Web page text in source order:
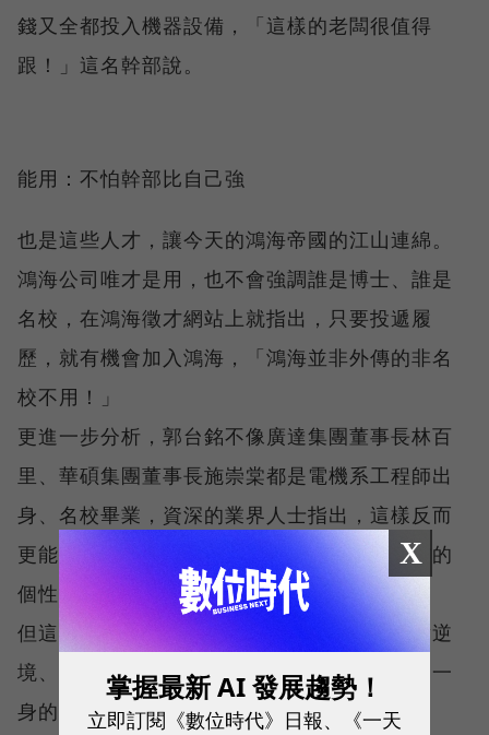
錢又全都投入機器設備，「這樣的老闆很值得
跟！」這名幹部說。
能用：不怕幹部比自己強
也是這些人才，讓今天的鴻海帝國的江山連綿。
鴻海公司唯才是用，也不會強調誰是博士、誰是
名校，在鴻海徵才網站上就指出，只要投遞履
歷，就有機會加入鴻海，「鴻海並非外傳的非名
校不用！」
更進一步分析，郭台銘不像廣達集團董事長林百
里、華碩集團董事長施崇棠都是電機系工程師出
身、名校畢業，資深的業界人士指出，這樣反而
更能吸納各方人才，不會因為工程師過於自信的
個性而有所侷限。
但這並不是說郭台銘沒有自信，反而是麼面對逆
境、困難，練就了郭台銘非達目標絕不放棄的一
身的霸氣。
X
掌握最新 AI 發展趨勢！
立即訂閱《數位時代》日報、《一天